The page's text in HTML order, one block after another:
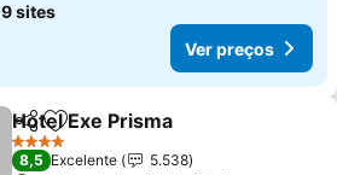
9 sites
Ver preços
PartilharAdicionar aos favoritos
Hotel Exe Prisma
4 Estrelas
8,5 Excelente
5.538